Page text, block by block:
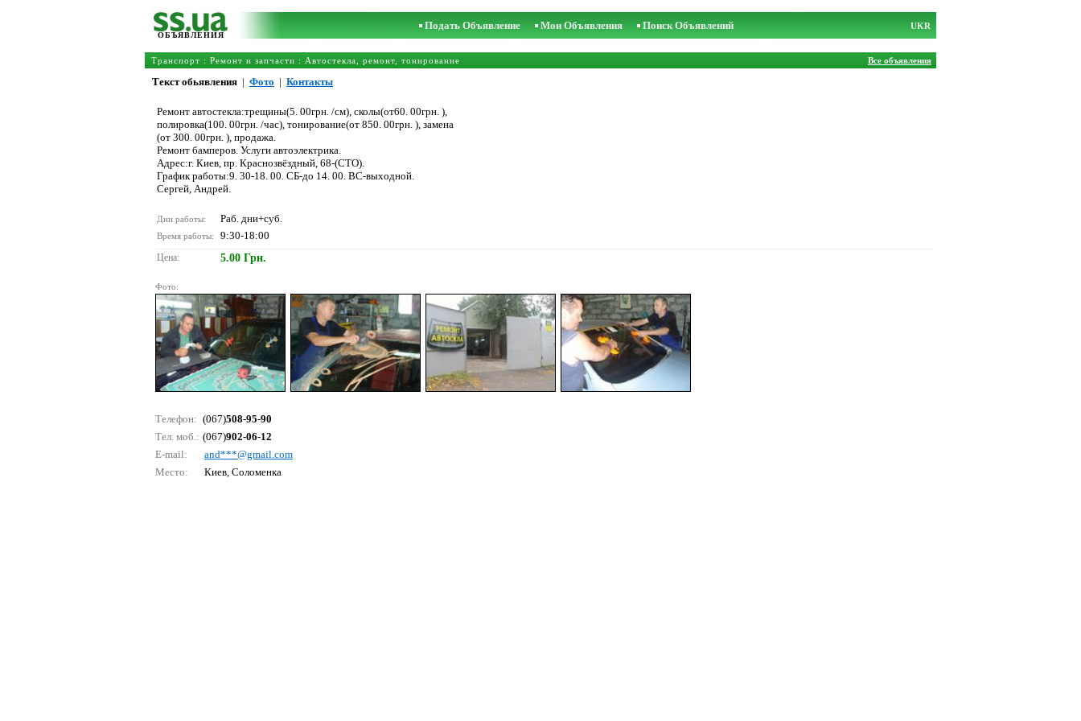
ОБЪЯВЛЕНИЯ
Подать Объявление Мои Объявления Поиск Объявлений UKR
Транспорт : Ремонт и запчасти : Автостекла, ремонт, тонирование Все объявления
Текст обьявления | Фото | Контакты
Ремонт автостекла:трещины(5. 00грн. /см), сколы(от60. 00грн. ),
полировка(100. 00грн. /час), тонирование(от 850. 00грн. ), замена
(от 300. 00грн. ), продажа.
Ремонт бамперов. Услуги автоэлектрика.
Адрес:г. Киев, пр. Краснозвёздный, 68-(СТО).
График работы:9. 30-18. 00. СБ-до 14. 00. ВС-выходной.
Сергей, Андрей.
Дни работы: Раб. дни+суб.
Время работы: 9:30-18:00
Цена: 5.00 Грн.
Фото:
Телефон: (067)508-95-90
Тел. моб.: (067)902-06-12
E-mail:
аnd***@gmаil.соm
Место:
Киев, Соломенка